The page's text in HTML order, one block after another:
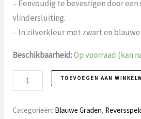
– Eenvoudig te bevestigen door
vlindersluiting.
– In zilverkleur met zwart en
Beschikbaarheid:Op voorraad (kan
Reversspeld
48
aantal
TOEVOEGEN AAN
Categorieën: Blauwe Graden,